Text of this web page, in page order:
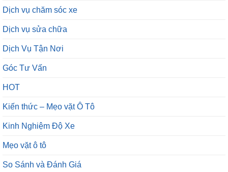
Dịch vụ chăm sóc xe
Dịch vụ sửa chữa
Dịch Vụ Tận Nơi
Góc Tư Vấn
HOT
Kiến thức – Mẹo vặt Ô Tô
Kinh Nghiệm Độ Xe
Mẹo vặt ô tô
So Sánh và Đánh Giá